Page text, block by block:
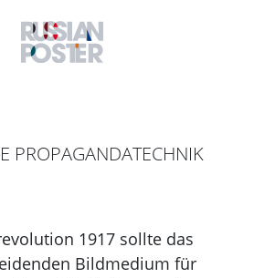
PROPAGANDATECHNIK
1917 sollte das
Bildmedium für